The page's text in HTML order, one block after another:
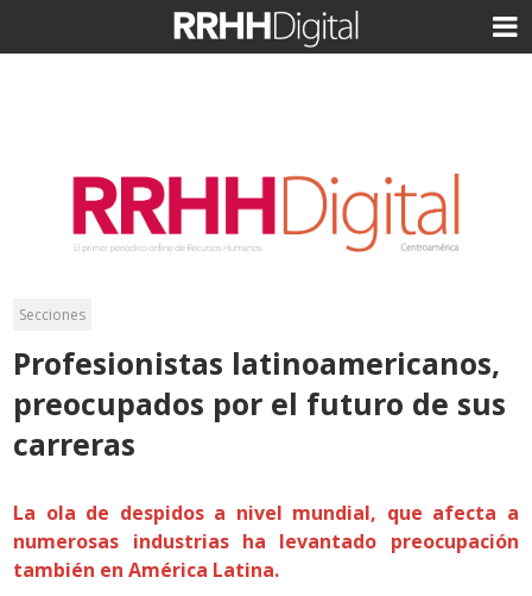
Secciones
Profesionistas latinoamericanos,
preocupados por el futuro de sus
carreras
La ola de despidos a nivel mundial, que afecta a
numerosas industrias ha levantado preocupación
también en América Latina.